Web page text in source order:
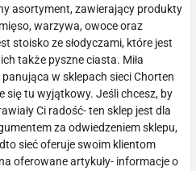
asortyment, zawierający produkty
warzywa, owoce oraz
stoisko ze słodyczami, które jest
także pyszne ciasta. Miła
w sklepach sieci Chorten
się tu wyjątkowy. Jeśli chcesz, by
Ci radość- ten sklep jest dla
za odwiedzeniem sklepu,
sieć oferuje swoim klientom
oferowane artykuły- informacje o